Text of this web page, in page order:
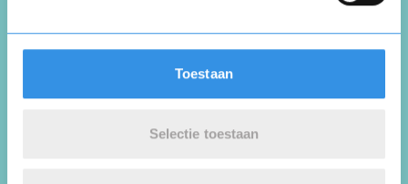
Toestaan
Selectie toestaan